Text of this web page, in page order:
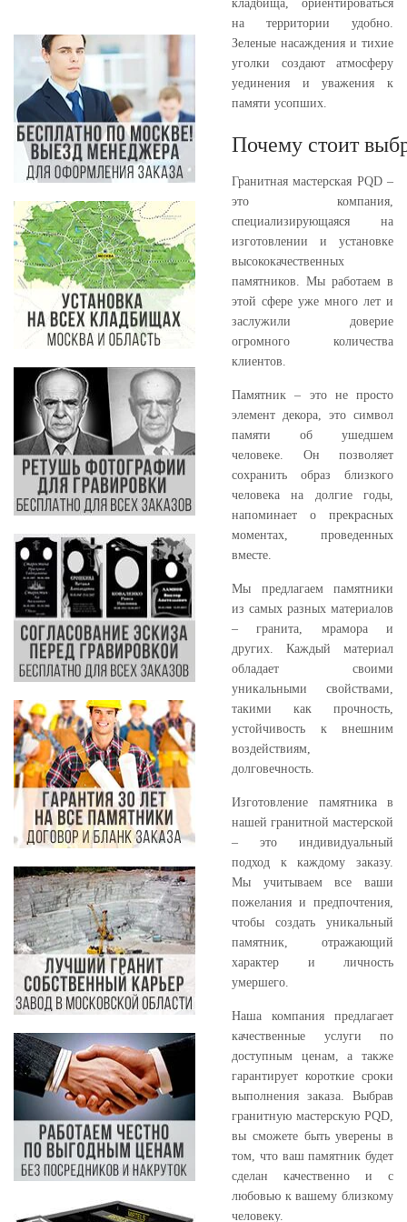
кладбища, ориентироваться
на территории удобно.
Зеленые насаждения и тихие
уголки создают атмосферу
уединения и уважения к
памяти усопших.
Почему стоит
Гранитная мастерская PQD –
это компания,
специализирующаяся на
изготовлении и установке
высококачественных
памятников. Мы работаем в
этой сфере уже много лет и
заслужили доверие
огромного количества
клиентов.
Памятник – это не просто
элемент декора, это символ
памяти об ушедшем
человеке. Он позволяет
сохранить образ близкого
человека на долгие годы,
напоминает о прекрасных
моментах, проведенных
вместе.
Мы предлагаем памятники
из самых разных материалов
– гранита, мрамора и
других. Каждый материал
обладает своими
уникальными свойствами,
такими как прочность,
устойчивость к внешним
воздействиям,
долговечность.
Изготовление памятника в
нашей гранитной мастерской
– это индивидуальный
подход к каждому заказу.
Мы учитываем все ваши
пожелания и предпочтения,
чтобы создать уникальный
памятник, отражающий
характер и личность
умершего.
Наша компания предлагает
качественные услуги по
доступным ценам, а также
гарантирует короткие сроки
выполнения заказа. Выбрав
гранитную мастерскую PQD,
вы сможете быть уверены в
том, что ваш памятник будет
сделан качественно и с
любовью к вашему близкому
человеку.